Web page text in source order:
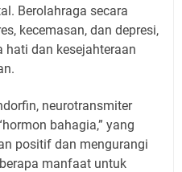
Berolahraga secara
kecemasan, dan depresi,
hati dan kesejahteraan
neurotransmiter
bahagia,” yang
positif dan mengurangi
manfaat untuk